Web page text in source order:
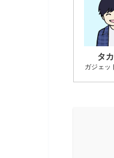
タ
ガジェッ